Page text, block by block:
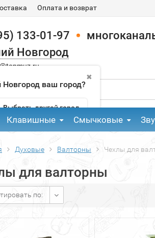
Оплата и возврат
133-01-97
Новгород
✖
ваш город?
Выбрать другой город
Клавишные Смычковые
Духовые Валторны Чехлы для
для валторны
по: